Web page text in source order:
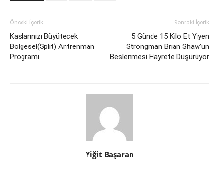
Önceki İçerik
Kaslarınızı Büyütecek
Bölgesel(Split) Antrenman
Programı
Sonraki İçerik
5 Günde 15 Kilo Et Yiyen
Strongman Brian Shaw’un
Beslenmesi Hayrete Düşürüyor
Yiğit Başaran